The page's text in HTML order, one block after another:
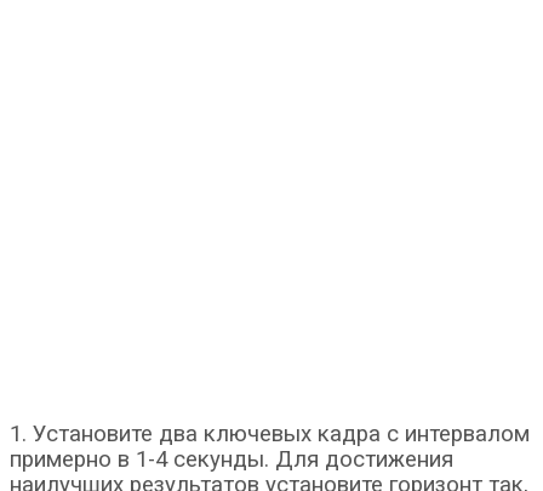
1. Установите два ключевых кадра с интервалом
примерно в 1-4 секунды. Для достижения
наилучших результатов установите горизонт так,